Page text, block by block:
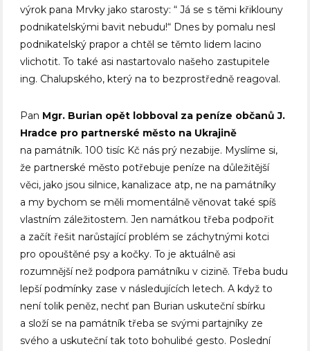
výrok pana Mrvky jako starosty: “ Já se s těmi křiklouny
podnikatelskými bavit nebudu!“ Dnes by pomalu nesl
podnikatelský prapor a chtěl se těmto lidem lacino
vlichotit. To také asi nastartovalo našeho zastupitele
ing. Chalupského, který na to bezprostředně reagoval.
Pan Mgr. Burian opět lobboval za peníze občanů J.
Hradce pro partnerské město na Ukrajině
na památník. 100 tisíc Kč nás prý nezabije. Myslíme si,
že partnerské město potřebuje peníze na důležitější
věci, jako jsou silnice, kanalizace atp, ne na památníky
a my bychom se měli momentálně věnovat také spíš
vlastním záležitostem. Jen namátkou třeba podpořit
a začít řešit narůstající problém se záchytnými kotci
pro opouštěné psy a kočky. To je aktuálně asi
rozumnější než podpora památníku v cizině. Třeba budu
lepší podmínky zase v následujících letech. A když to
není tolik peněz, nechť pan Burian uskuteční sbírku
a složí se na památník třeba se svými partajníky ze
svého a uskuteční tak toto bohulibé gesto. Poslední